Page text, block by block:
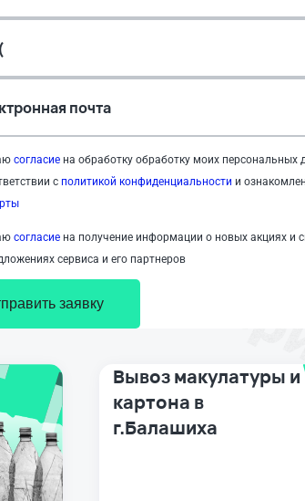
почта
согласие на обработку обработку моих персональных
с политикой конфиденциальности и
согласие на получение информации о новых акциях и
сервиса и его партнеров
заявку
Вывоз макулатуры и
картона в
г.Балашиха